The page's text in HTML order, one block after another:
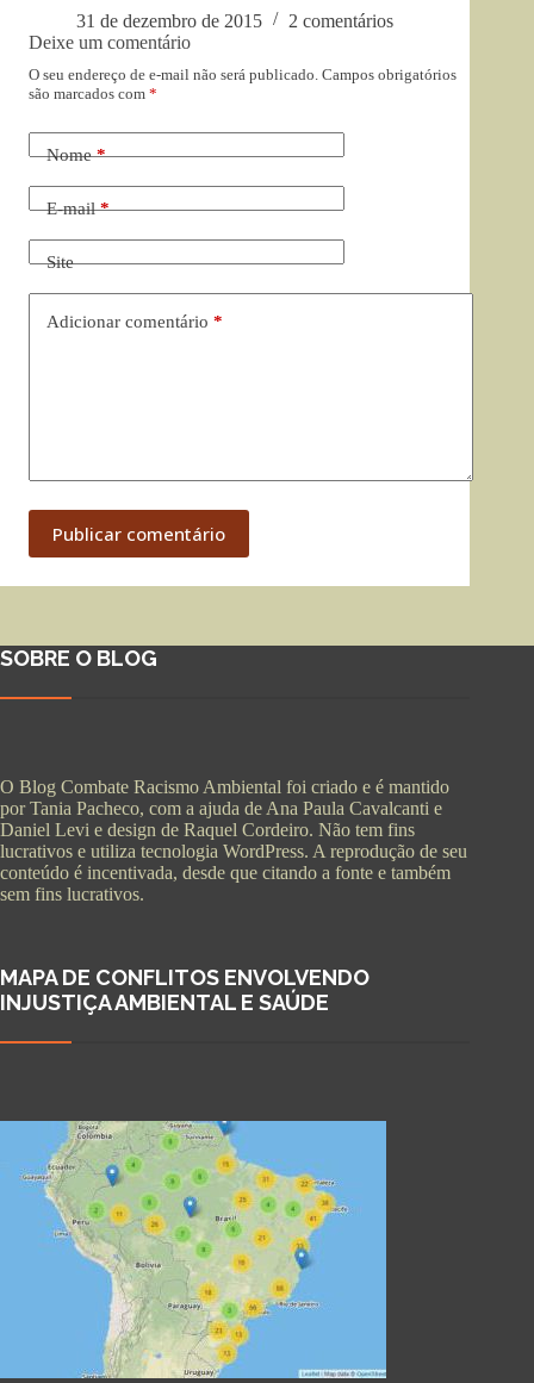
31 de dezembro de 2015
2 comentários
Deixe um comentário
O seu endereço de e-mail não será publicado. Campos obrigatórios
são marcados com *
Nome*
E-mail*
Site
Adicionar comentário *
Publicar comentário
SOBRE O BLOG
O Blog Combate Racismo Ambiental foi criado e é mantido
por Tania Pacheco, com a ajuda de Ana Paula Cavalcanti e
Daniel Levi e design de Raquel Cordeiro. Não tem fins
lucrativos e utiliza tecnologia WordPress. A reprodução de seu
conteúdo é incentivada, desde que citando a fonte e também
sem fins lucrativos.
MAPA DE CONFLITOS ENVOLVENDO
INJUSTIÇA AMBIENTAL E SAÚDE